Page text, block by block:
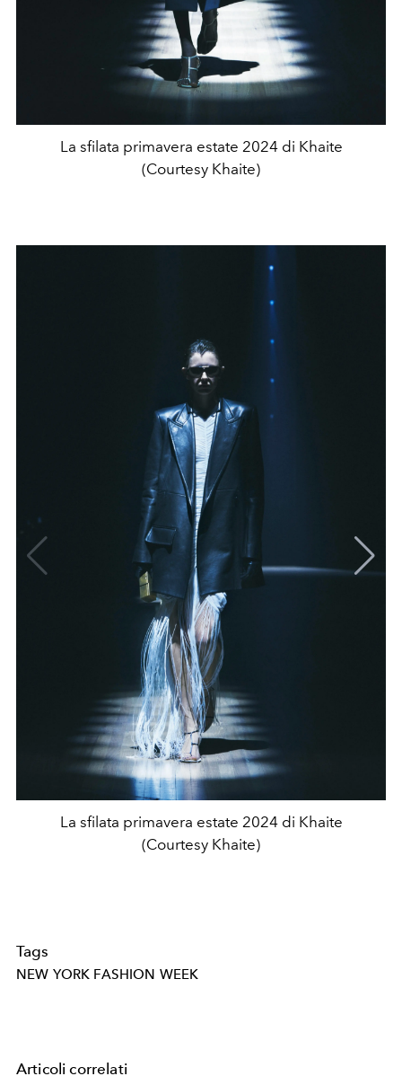
La sfilata primavera estate 2024 di Khaite
(Courtesy Khaite)
La sfilata primavera estate 2024 di Khaite
(Courtesy Khaite)
Tags
NEW YORK FASHION WEEK
Articoli correlati